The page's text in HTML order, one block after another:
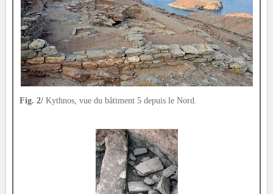
Fig. 2/ Kythnos, vue du bâtiment 5 depuis le Nord.